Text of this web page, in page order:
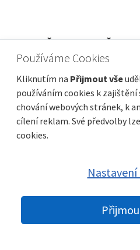
MARČELJI, VRTAČE -
BAZÉNEM A ZAHRADOU
Cena1 100 €
Plocha celkem
85 m²
© 2026 nemovitosti-
Používáme Cookies
Kliknutím na Přijmout vše
používáním cookies k
chování webových stránek, k
cílení reklam. Své předvolby
cookies.
Nastavení